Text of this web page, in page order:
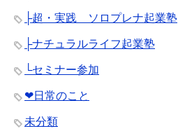
├超・実践 ソロプレナ起業塾
├ナチュラルライフ起業塾
└セミナー参加
❤︎日常のこと
未分類